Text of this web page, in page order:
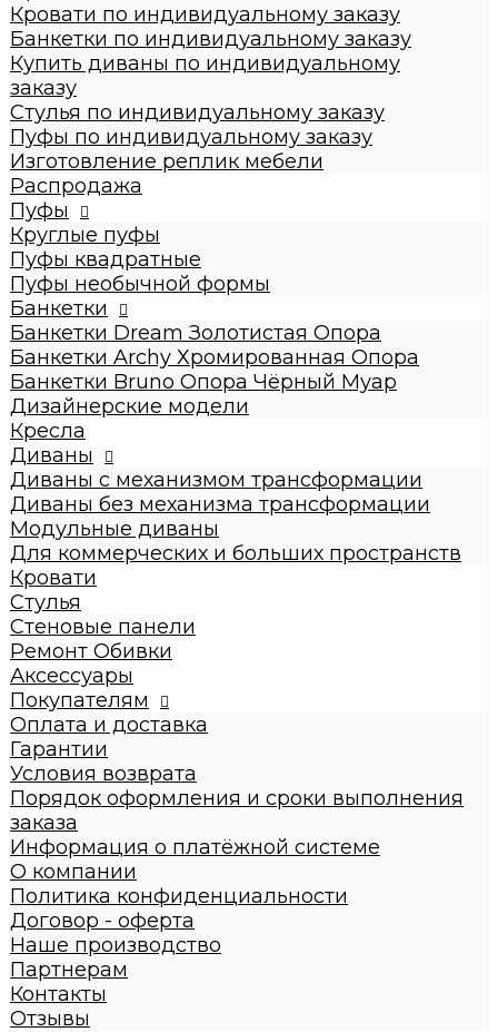
Стулья по индивидуальному заказу
Пуфы по индивидуальному заказу
Пуфы
Круглые пуфы
Большие 60x60x50см
Средние 43x43x45см
Малые круглые 35x35x42см
Пуфы квадратные
Dream
Archy
Другие модели (с принтом, букле,
антивандальные, кожзам и т.п.)
Пуфы необычной формы
Банкетки
Банкетки Dream Золотистая Опора
Банкетки Archy Хромированная Опора
Банкетки Bruno Опора Чёрный Муар
Дизайнерские модели
Кресла
Диваны
Диваны с механизмом трансформации
Диваны без механизма трансформации
Модульные диваны
Для коммерческих и больших пространств
Кровати
Детские кровати
Кровати взрослые
Стулья
Стеновые панели
Ремонт Обивки
Галерея
Кровати по индивидуальному заказу
Банкетки по индивидуальному заказу
Купить диваны по индивидуальному
заказу
Стулья по индивидуальному заказу
Пуфы по индивидуальному заказу
Изготовление реплик мебели
Распродажа
Пуфы
Круглые пуфы
Пуфы квадратные
Пуфы необычной формы
Банкетки
Банкетки Dream Золотистая Опора
Банкетки Archy Хромированная Опора
Банкетки Bruno Опора Чёрный Муар
Дизайнерские модели
Кресла
Диваны
Диваны с механизмом трансформации
Диваны без механизма трансформации
Модульные диваны
Для коммерческих и больших пространств
Кровати
Стулья
Стеновые панели
Ремонт Обивки
Аксессуары
Покупателям
Оплата и доставка
Гарантии
Условия возврата
Порядок оформления и сроки выполнения
заказа
Информация о платёжной системе
О компании
Политика конфиденциальности
Договор - оферта
Наше производство
Партнерам
Контакты
Отзывы